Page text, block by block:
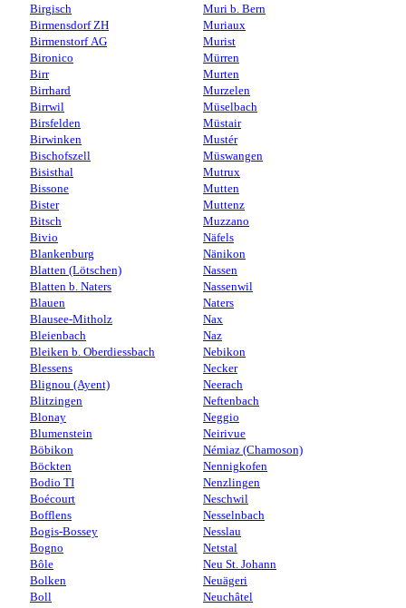
Birgisch
Birmensdorf ZH
Birmenstorf AG
Bironico
Birr
Birrhard
Birrwil
Birsfelden
Birwinken
Bischofszell
Bisisthal
Bissone
Bister
Bitsch
Bivio
Blankenburg
Blatten (Lötschen)
Blatten b. Naters
Blauen
Blausee-Mitholz
Bleienbach
Bleiken b. Oberdiessbach
Blessens
Blignou (Ayent)
Blitzingen
Blonay
Blumenstein
Böbikon
Böckten
Bodio TI
Boécourt
Bofflens
Bogis-Bossey
Bogno
Bôle
Bolken
Boll
Muri b. Bern
Muriaux
Murist
Mürren
Murten
Murzelen
Müselbach
Müstair
Mustér
Müswangen
Mutrux
Mutten
Muttenz
Muzzano
Näfels
Nänikon
Nassen
Nassenwil
Naters
Nax
Naz
Nebikon
Necker
Neerach
Neftenbach
Neggio
Neirivue
Némiaz (Chamoson)
Nennigkofen
Nenzlingen
Neschwil
Nesselnbach
Nesslau
Netstal
Neu St. Johann
Neuägeri
Neuchâtel